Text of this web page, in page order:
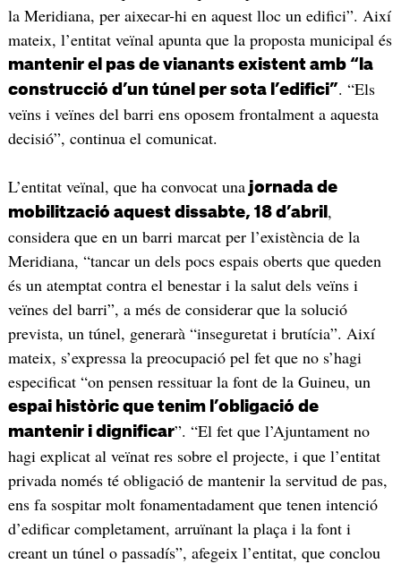
la Meridiana, per aixecar-hi en aquest lloc un edifici”. Així
mateix, l’entitat veïnal apunta que la proposta municipal és
mantenir el pas de vianants existent amb “la
construcció d’un túnel per sota l’edifici”. “Els
veïns i veïnes del barri ens oposem frontalment a aquesta
decisió”, continua el comunicat.
L’entitat veïnal, que ha convocat una jornada de
mobilització aquest dissabte, 18 d’abril ,
considera que en un barri marcat per l’existència de la
Meridiana, “tancar un dels pocs espais oberts que queden
és un atemptat contra el benestar i la salut dels veïns i
veïnes del barri”, a més de considerar que la solució
prevista, un túnel, generarà “inseguretat i brutícia”. Així
mateix, s’expressa la preocupació pel fet que no s’hagi
especificat “on pensen ressituar la font de la Guineu, un
espai històric que tenim l’obligació de
mantenir i dignificar”. “El fet que l’Ajuntament no
hagi explicat al veïnat res sobre el projecte, i que l’entitat
privada només té obligació de mantenir la servitud de pas,
ens fa sospitar molt fonamentadament que tenen intenció
d’edificar completament, arruïnant la plaça i la font i
creant un túnel o passadís”, afegeix l’entitat, que conclou